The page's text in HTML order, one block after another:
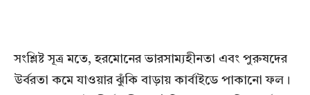
সংশ্লিষ্ট সূত্র মতে, হরমোনের ভারসাম্যহীনতা এবং পুরুষদের
উর্বরতা কমে যাওয়ার ঝুঁকি বাড়ায় কার্বাইডে পাকানো ফল।